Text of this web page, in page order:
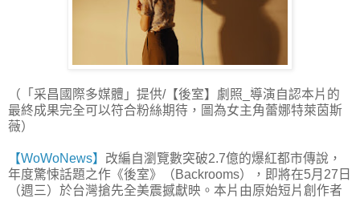
（「采昌國際多媒體」提供/【後室】劇照_導演自認本片的
最終成果完全可以符合粉絲期待，圖為女主角蕾娜特萊茵斯
薇）
【WoWoNews】 改編自瀏覽數突破2.7億的爆紅都市傳說，
年度驚悚話題之作《後室》（Backrooms），即將在5月27日
（週三）於台灣搶先全美震撼獻映。本片由原始短片創作者